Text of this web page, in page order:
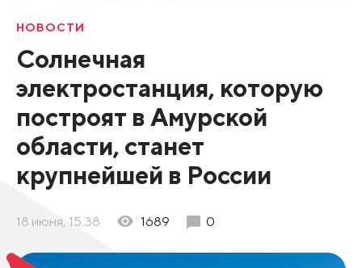
НОВОСТИ
Солнечная
электростанция, которую
построят в Амурской
области, станет
крупнейшей в России
18 июня, 15:38 1689 0